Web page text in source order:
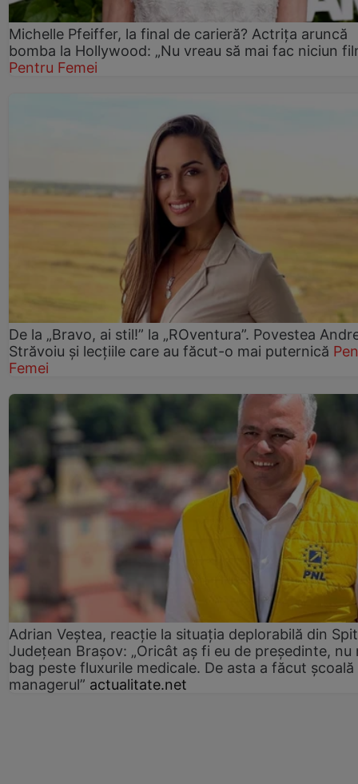
Michelle Pfeiffer, la final de carieră? Actrița aruncă
bomba la Hollywood: „Nu vreau să mai fac niciun
Pentru Femei
De la „Bravo, ai stil!” la „ROventura”. Povestea
Străvoiu și lecțiile care au făcut-o mai puternică
Femei
Adrian Veștea, reacție la situația deplorabilă din
Județean Brașov: „Oricât aș fi eu de președinte, nu
bag peste fluxurile medicale. De asta a făcut școală
managerul” actualitate.net